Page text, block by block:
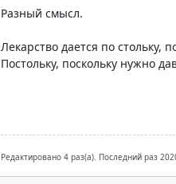
Разный смысл.
Лекарство дается по стольку,
Постольку, поскольку нужно
Редактировано 4 раз(а). Последний раз